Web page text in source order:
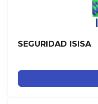
SEGURIDAD ISISA